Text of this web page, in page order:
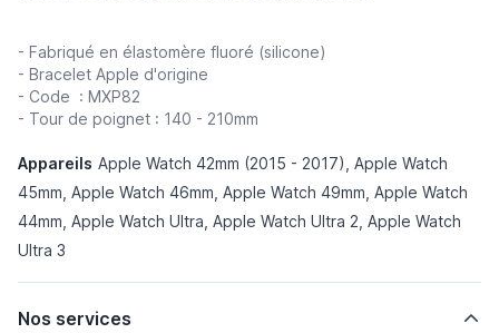
- Fabriqué en élastomère fluoré (silicone)
- Bracelet Apple d'origine
- Code : MXP82
- Tour de poignet : 140 - 210mm
Appareils Apple Watch 42mm (2015 - 2017), Apple Watch
45mm, Apple Watch 46mm, Apple Watch 49mm, Apple Watch
44mm, Apple Watch Ultra, Apple Watch Ultra 2, Apple Watch
Ultra 3
Nos services